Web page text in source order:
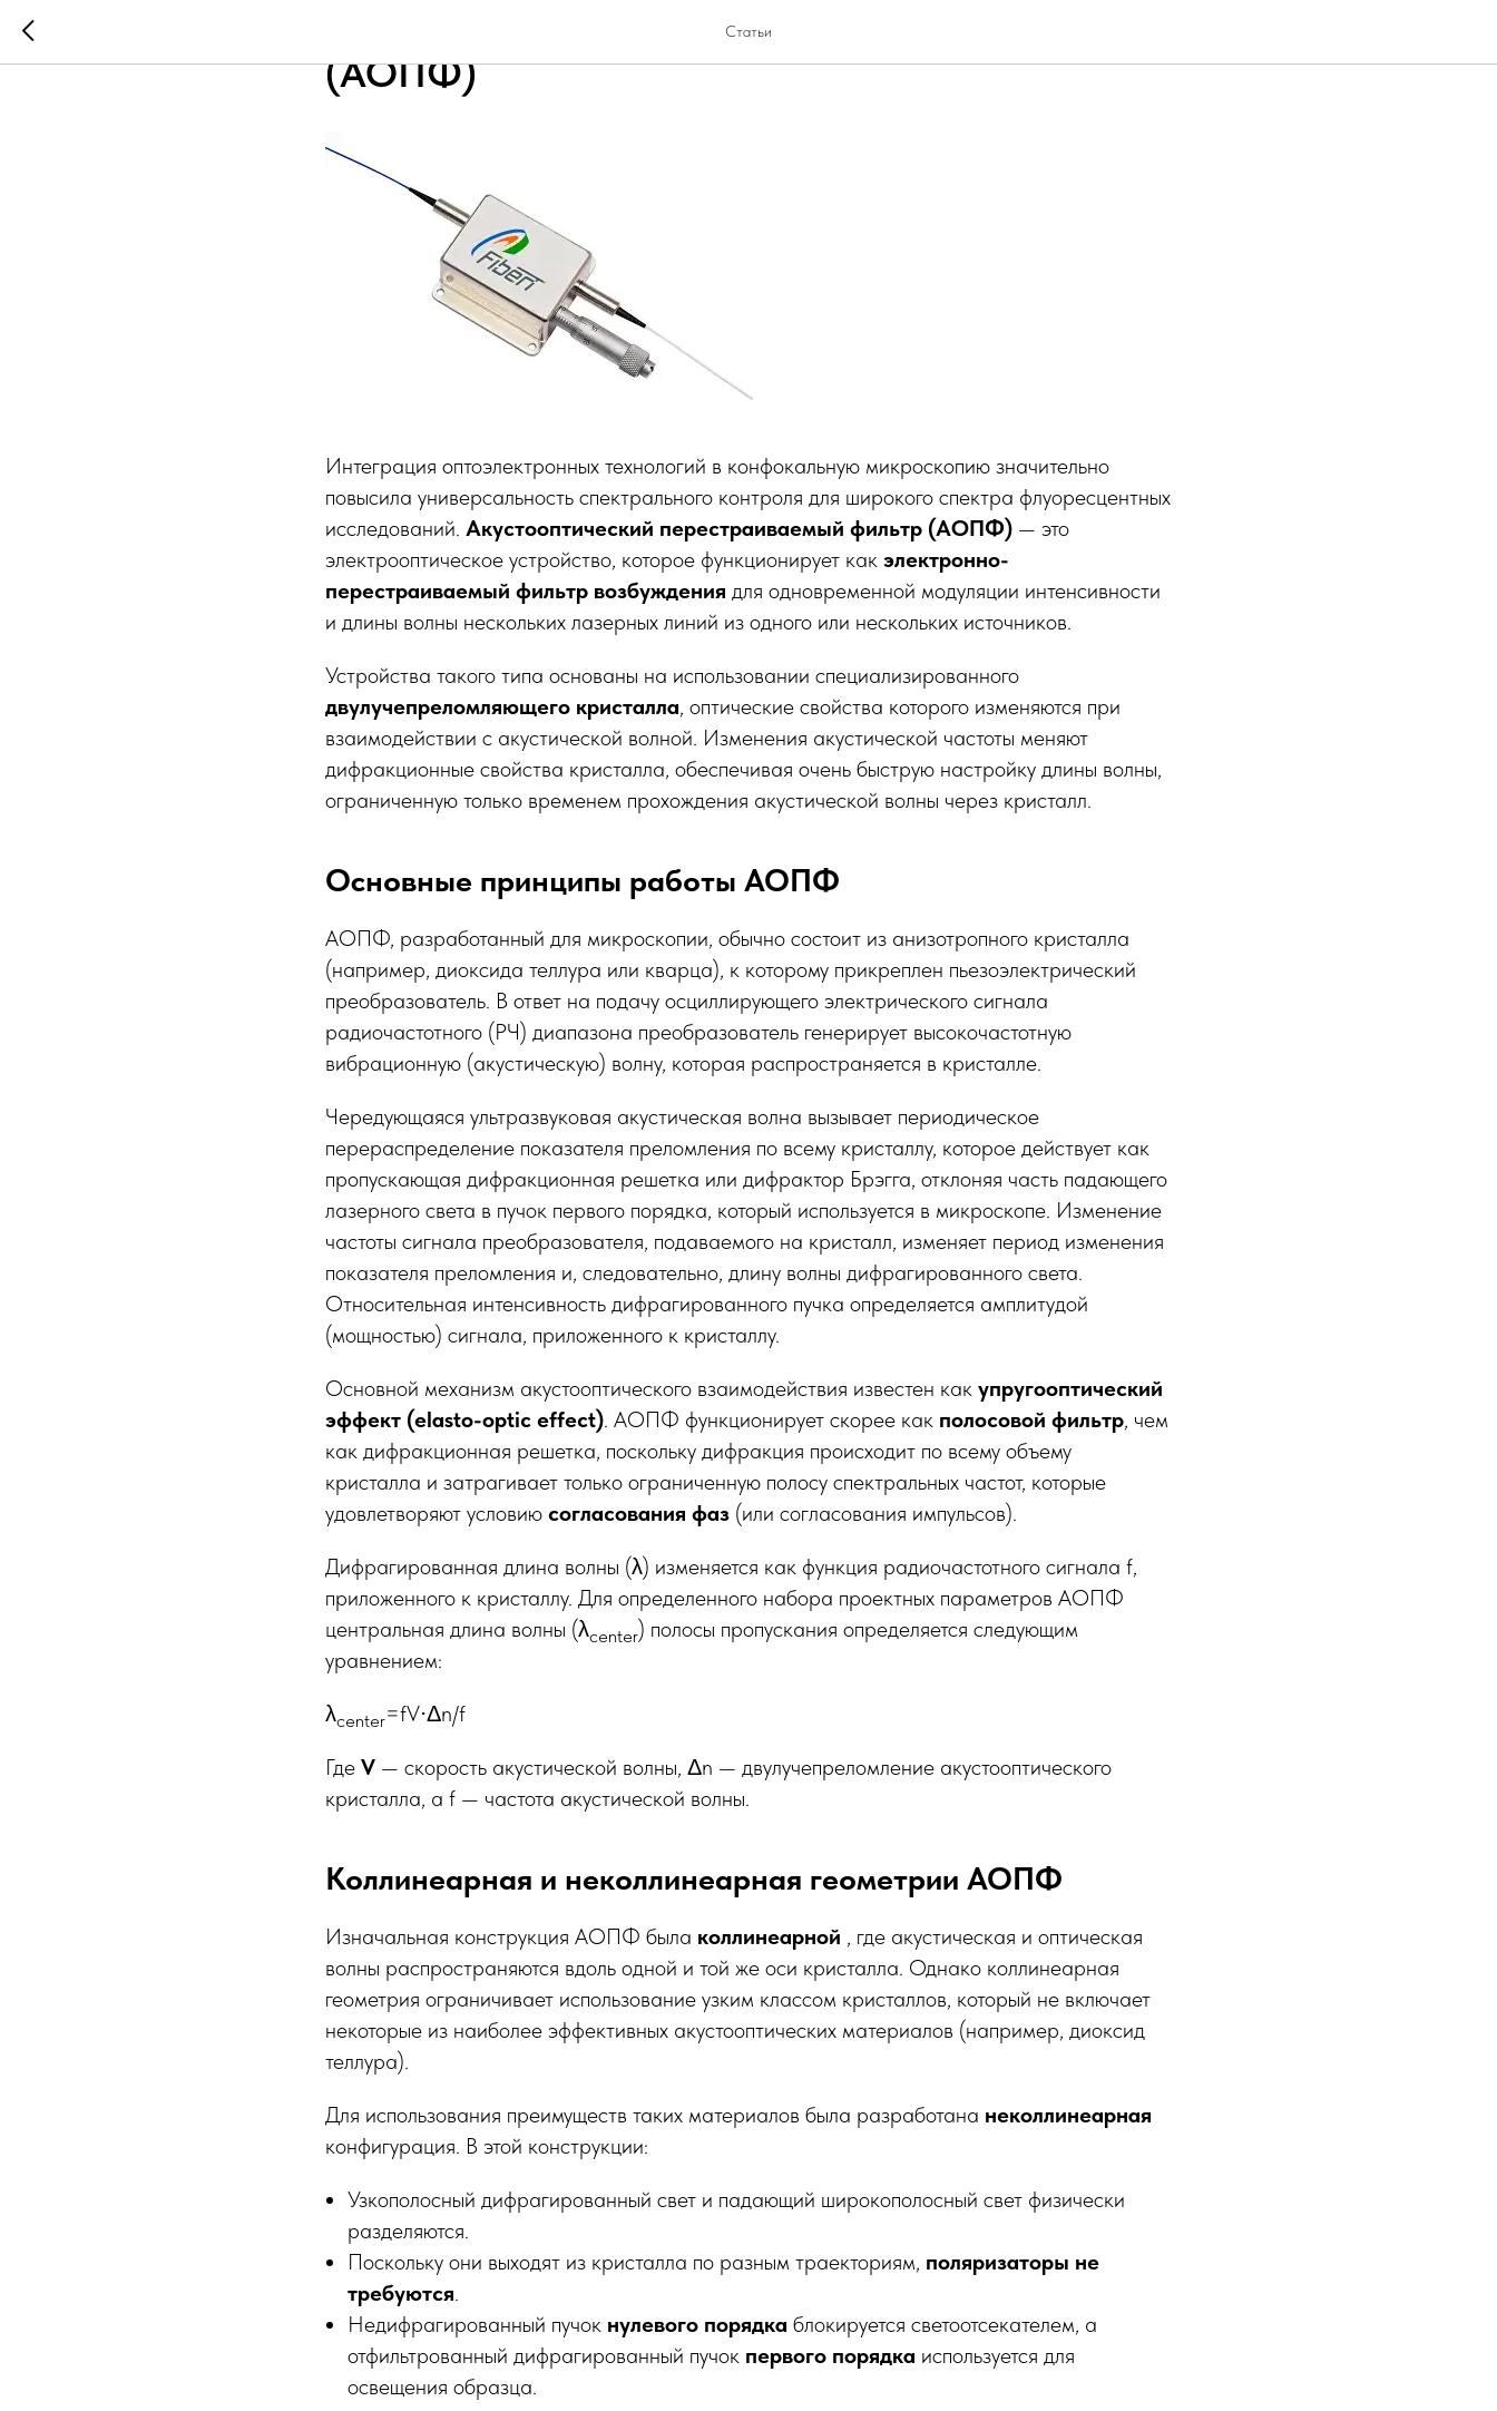
Статьи
Акустооптические перестраиваемые фильтры
(АОПФ)
Интеграция оптоэлектронных технологий в конфокальную микроскопию значительно
повысила универсальность спектрального контроля для широкого спектра флуоресцентных
исследований. Акустооптический перестраиваемый фильтр (АОПФ) — это
электрооптическое устройство, которое функционирует как электронно-
перестраиваемый фильтр возбуждения для одновременной модуляции интенсивности
и длины волны нескольких лазерных линий из одного или нескольких источников.
Устройства такого типа основаны на использовании специализированного
двулучепреломляющего кристалла, оптические свойства которого изменяются при
взаимодействии с акустической волной. Изменения акустической частоты меняют
дифракционные свойства кристалла, обеспечивая очень быструю настройку длины волны,
ограниченную только временем прохождения акустической волны через кристалл.
Основные принципы работы АОПФ
АОПФ, разработанный для микроскопии, обычно состоит из анизотропного кристалла
(например, диоксида теллура или кварца), к которому прикреплен пьезоэлектрический
преобразователь. В ответ на подачу осциллирующего электрического сигнала
радиочастотного (РЧ) диапазона преобразователь генерирует высокочастотную
вибрационную (акустическую) волну, которая распространяется в кристалле.
Чередующаяся ультразвуковая акустическая волна вызывает периодическое
перераспределение показателя преломления по всему кристаллу, которое действует как
пропускающая дифракционная решетка или дифрактор Брэгга, отклоняя часть падающего
лазерного света в пучок первого порядка, который используется в микроскопе. Изменение
частоты сигнала преобразователя, подаваемого на кристалл, изменяет период изменения
показателя преломления и, следовательно, длину волны дифрагированного света.
Относительная интенсивность дифрагированного пучка определяется амплитудой
(мощностью) сигнала, приложенного к кристаллу.
Основной механизм акустооптического взаимодействия известен как упругооптический
эффект (elasto-optic effect). АОПФ функционирует скорее как полосовой фильтр, чем
как дифракционная решетка, поскольку дифракция происходит по всему объему
кристалла и затрагивает только ограниченную полосу спектральных частот, которые
удовлетворяют условию согласования фаз (или согласования импульсов).
Дифрагированная длина волны (λ) изменяется как функция радиочастотного сигнала f,
приложенного к кристаллу. Для определенного набора проектных параметров АОПФ
центральная длина волны (λcenter​) полосы пропускания определяется следующим
уравнением:
λcenter​=fV⋅Δn​/f
Где V — скорость акустической волны, Δn — двулучепреломление акустооптического
кристалла, а f — частота акустической волны.
Коллинеарная и неколлинеарная геометрии АОПФ
Изначальная конструкция АОПФ была коллинеарной , где акустическая и оптическая
волны распространяются вдоль одной и той же оси кристалла. Однако коллинеарная
геометрия ограничивает использование узким классом кристаллов, который не включает
некоторые из наиболее эффективных акустооптических материалов (например, диоксид
теллура).
Для использования преимуществ таких материалов была разработана неколлинеарная
конфигурация. В этой конструкции:
Узкополосный дифрагированный свет и падающий широкополосный свет физически
разделяются.
Поскольку они выходят из кристалла по разным траекториям, поляризаторы не
требуются.
Недифрагированный пучок нулевого порядка блокируется светоотсекателем, а
отфильтрованный дифрагированный пучок первого порядка используется для
освещения образца.